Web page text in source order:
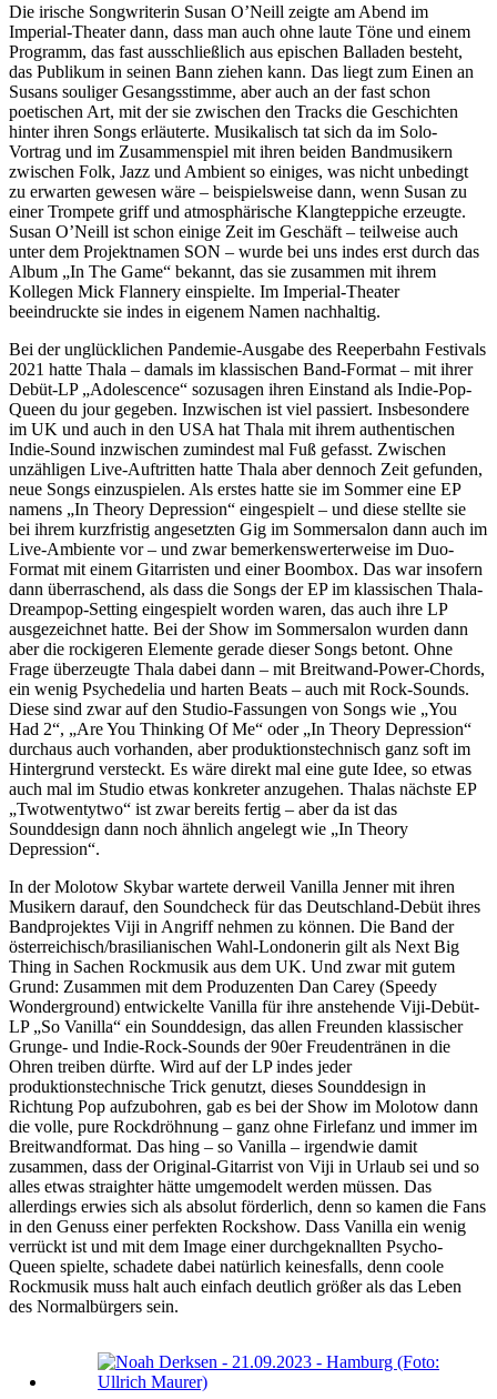
Die irische Songwriterin Susan O’Neill zeigte am Abend im
Imperial-Theater dann, dass man auch ohne laute Töne und einem
Programm, das fast ausschließlich aus epischen Balladen besteht,
das Publikum in seinen Bann ziehen kann. Das liegt zum Einen an
Susans souliger Gesangsstimme, aber auch an der fast schon
poetischen Art, mit der sie zwischen den Tracks die Geschichten
hinter ihren Songs erläuterte. Musikalisch tat sich da im Solo-
Vortrag und im Zusammenspiel mit ihren beiden Bandmusikern
zwischen Folk, Jazz und Ambient so einiges, was nicht unbedingt
zu erwarten gewesen wäre – beispielsweise dann, wenn Susan zu
einer Trompete griff und atmosphärische Klangteppiche erzeugte.
Susan O’Neill ist schon einige Zeit im Geschäft – teilweise auch
unter dem Projektnamen SON – wurde bei uns indes erst durch das
Album „In The Game“ bekannt, das sie zusammen mit ihrem
Kollegen Mick Flannery einspielte. Im Imperial-Theater
beeindruckte sie indes in eigenem Namen nachhaltig.
Bei der unglücklichen Pandemie-Ausgabe des Reeperbahn Festivals
2021 hatte Thala – damals im klassischen Band-Format – mit ihrer
Debüt-LP „Adolescence“ sozusagen ihren Einstand als Indie-Pop-
Queen du jour gegeben. Inzwischen ist viel passiert. Insbesondere
im UK und auch in den USA hat Thala mit ihrem authentischen
Indie-Sound inzwischen zumindest mal Fuß gefasst. Zwischen
unzähligen Live-Auftritten hatte Thala aber dennoch Zeit gefunden,
neue Songs einzuspielen. Als erstes hatte sie im Sommer eine EP
namens „In Theory Depression“ eingespielt – und diese stellte sie
bei ihrem kurzfristig angesetzten Gig im Sommersalon dann auch im
Live-Ambiente vor – und zwar bemerkenswerterweise im Duo-
Format mit einem Gitarristen und einer Boombox. Das war insofern
dann überraschend, als dass die Songs der EP im klassischen Thala-
Dreampop-Setting eingespielt worden waren, das auch ihre LP
ausgezeichnet hatte. Bei der Show im Sommersalon wurden dann
aber die rockigeren Elemente gerade dieser Songs betont. Ohne
Frage überzeugte Thala dabei dann – mit Breitwand-Power-Chords,
ein wenig Psychedelia und harten Beats – auch mit Rock-Sounds.
Diese sind zwar auf den Studio-Fassungen von Songs wie „You
Had 2“, „Are You Thinking Of Me“ oder „In Theory Depression“
durchaus auch vorhanden, aber produktionstechnisch ganz soft im
Hintergrund versteckt. Es wäre direkt mal eine gute Idee, so etwas
auch mal im Studio etwas konkreter anzugehen. Thalas nächste EP
„Twotwentytwo“ ist zwar bereits fertig – aber da ist das
Sounddesign dann noch ähnlich angelegt wie „In Theory
Depression“.
In der Molotow Skybar wartete derweil Vanilla Jenner mit ihren
Musikern darauf, den Soundcheck für das Deutschland-Debüt ihres
Bandprojektes Viji in Angriff nehmen zu können. Die Band der
österreichisch/brasilianischen Wahl-Londonerin gilt als Next Big
Thing in Sachen Rockmusik aus dem UK. Und zwar mit gutem
Grund: Zusammen mit dem Produzenten Dan Carey (Speedy
Wonderground) entwickelte Vanilla für ihre anstehende Viji-Debüt-
LP „So Vanilla“ ein Sounddesign, das allen Freunden klassischer
Grunge- und Indie-Rock-Sounds der 90er Freudentränen in die
Ohren treiben dürfte. Wird auf der LP indes jeder
produktionstechnische Trick genutzt, dieses Sounddesign in
Richtung Pop aufzubohren, gab es bei der Show im Molotow dann
die volle, pure Rockdröhnung – ganz ohne Firlefanz und immer im
Breitwandformat. Das hing – so Vanilla – irgendwie damit
zusammen, dass der Original-Gitarrist von Viji in Urlaub sei und so
alles etwas straighter hätte umgemodelt werden müssen. Das
allerdings erwies sich als absolut förderlich, denn so kamen die Fans
in den Genuss einer perfekten Rockshow. Dass Vanilla ein wenig
verrückt ist und mit dem Image einer durchgeknallten Psycho-
Queen spielte, schadete dabei natürlich keinesfalls, denn coole
Rockmusik muss halt auch einfach deutlich größer als das Leben
des Normalbürgers sein.